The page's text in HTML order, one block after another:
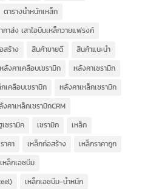
ตารางน้ำหนักเหล็ก
คาส่ง เสาไอบีมเหล็กวายแฟรงค์
สร้าง สินค้าขายดี
สินค้าแนะนำ
หลังคาเคลือบเซรามิก
หลังคาเซรามิก
เคลือบเซรามิก
หลังคาเหล็กเซรามิก
งคาเหล็กเซรามิกCRM
ซรามิค เซรามิก
เหล็ก
าคา
เหล็กก่อสร้าง
เหล็กราคาถูก
เหล็กเอชบีม
เหล็กเอชบีม-น้ำหนัก